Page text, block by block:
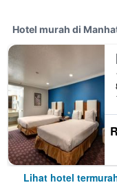
Hotel murah di
Lihat hotel